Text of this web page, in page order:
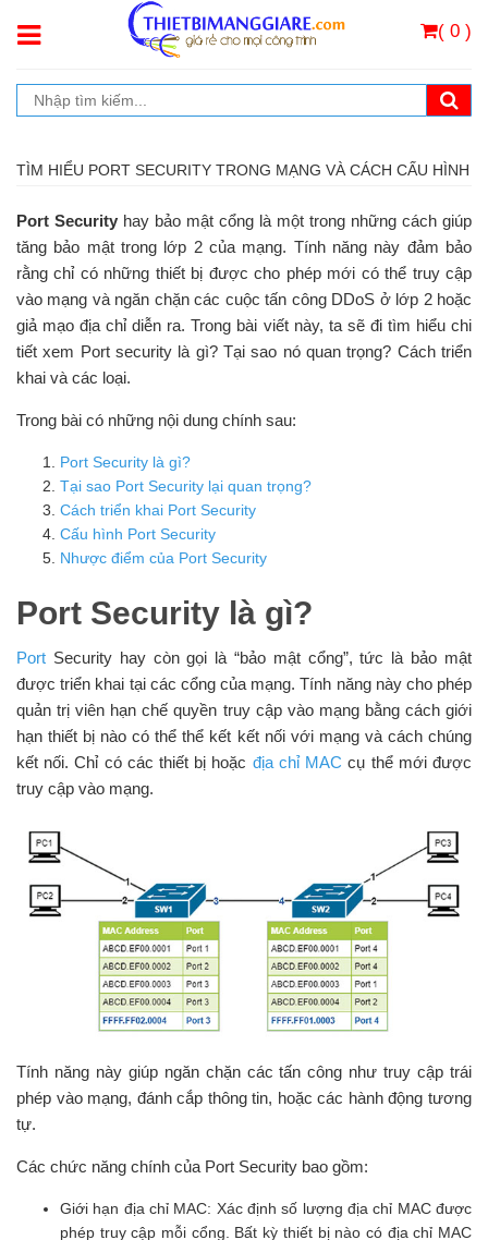
( 0 )
TÌM HIỂU PORT SECURITY TRONG MẠNG VÀ CÁCH CẤU HÌNH
Port Security hay bảo mật cổng là một trong những cách giúp
tăng bảo mật trong lớp 2 của mạng. Tính năng này đảm bảo
rằng chỉ có những thiết bị được cho phép mới có thể truy cập
vào mạng và ngăn chặn các cuộc tấn công DDoS ở lớp 2 hoặc
giả mạo địa chỉ diễn ra. Trong bài viết này, ta sẽ đi tìm hiểu chi
tiết xem Port security là gì? Tại sao nó quan trọng? Cách triển
khai và các loại.
Trong bài có những nội dung chính sau:
Port Security là gì?
Tại sao Port Security lại quan trọng?
Cách triển khai Port Security
Cấu hình Port Security
Nhược điểm của Port Security
Port Security là gì?
Port Security hay còn gọi là “bảo mật cổng”, tức là bảo mật
được triển khai tại các cổng của mạng. Tính năng này cho phép
quản trị viên hạn chế quyền truy cập vào mạng bằng cách giới
hạn thiết bị nào có thể thể kết kết nối với mạng và cách chúng
kết nối. Chỉ có các thiết bị hoặc địa chỉ MAC cụ thể mới được
truy cập vào mạng.
Tính năng này giúp ngăn chặn các tấn công như truy cập trái
phép vào mạng, đánh cắp thông tin, hoặc các hành động tương
tự.
Các chức năng chính của Port Security bao gồm:
Giới hạn địa chỉ MAC: Xác định số lượng địa chỉ MAC được
phép truy cập mỗi cổng. Bất kỳ thiết bị nào có địa chỉ MAC